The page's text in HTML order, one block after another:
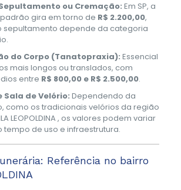
ou Cremação: Em SP, a
gira em torno de R$ 2.200,00,
sepultamento depende da categoria
do Corpo (Tanatopraxia): Essencial
mais longos ou translados, com
entre R$ 800,00 e R$ 2.500,00.
Sala de Velório: Dependendo da
como os tradicionais velórios da região
LEOPOLDINA , os valores podem variar
tempo de uso e infraestrutura.
Referência no bairro